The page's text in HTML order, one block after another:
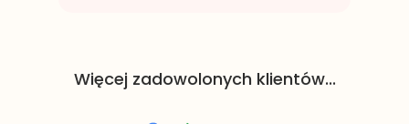
Więcej zadowolonych klientów...